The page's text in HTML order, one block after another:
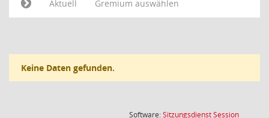
Aktuell
Gremium auswählen
Keine Daten gefunden.
Software:SitzungsdienstSession(Wird in